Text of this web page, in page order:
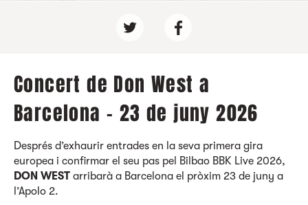
Concert de Don West a
Barcelona - 23 de juny 2026
Després d’exhaurir entrades en la seva primera gira
europea i confirmar el seu pas pel Bilbao BBK Live 2026,
DON WEST arribarà a Barcelona el pròxim 23 de juny a
l’Apolo 2.